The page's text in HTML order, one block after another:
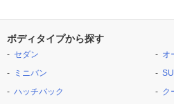
ボディタイプから探す
セダン
ミニバン
ハッチバック
オ
ク